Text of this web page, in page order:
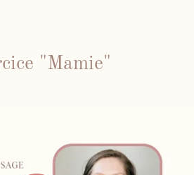
"Mamie"